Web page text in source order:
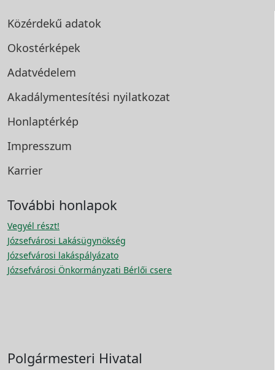
Közérdekű adatok
Okostérképek
Adatvédelem
Akadálymentesítési nyilatkozat
Honlaptérkép
Impresszum
Karrier
További honlapok
Vegyél részt!
Józsefvárosi Lakásügynökség
Józsefvárosi lakáspályázato
Józsefvárosi Önkormányzati Bérlői csere
Polgármesteri Hivatal